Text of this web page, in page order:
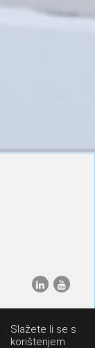
Slažete li se s
korištenjem